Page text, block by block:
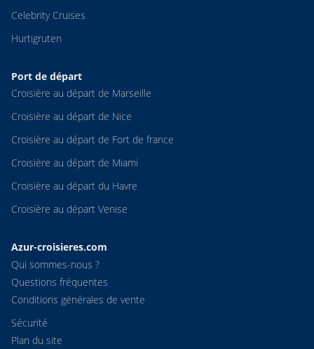
Celebrity Cruises
Hurtigruten
Port de départ
Croisière au départ de Marseille
Croisière au départ de Nice
Croisière au départ de Fort de france
Croisière au départ de Miami
Croisière au départ du Havre
Croisière au départ Venise
Azur-croisieres.com
Qui sommes-nous ?
Questions fréquentes
Conditions générales de vente
Sécurité
Plan du site